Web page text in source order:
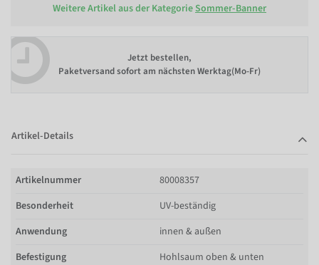
Weitere Artikel aus der KategorieSommer-Banner
Jetzt bestellen,
Paketversand sofort am nächsten Werktag(Mo-Fr)
Artikel-Details
Artikelnummer
80008357
Besonderheit
UV-beständig
Anwendung
innen & außen
Befestigung
Hohlsaum oben & unten